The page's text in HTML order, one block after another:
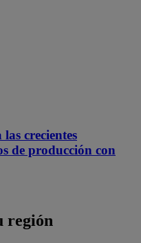
crecientes
de producción con
región